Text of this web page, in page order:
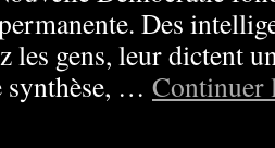
Des
les gens, leur dictent
synthèse, … Continuer